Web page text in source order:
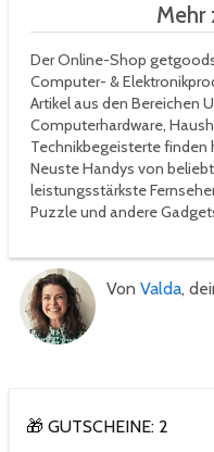
Mehr
Der Online-Shop
Computer- &
Artikel aus den Bereichen
Computerhardware,
Technikbegeisterte finden
Neuste Handys von
leistungsstärkste
Puzzle und andere
Von Valda,
🎁 GUTSCHEINE: 2